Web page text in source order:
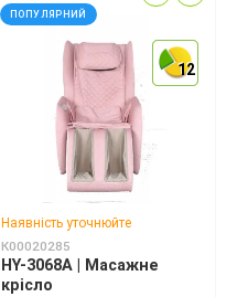
12
12
12
ПОПУЛЯРНИЙ
Наявність уточнюйте
К00020285
HY-3068A | Масажне
крісло